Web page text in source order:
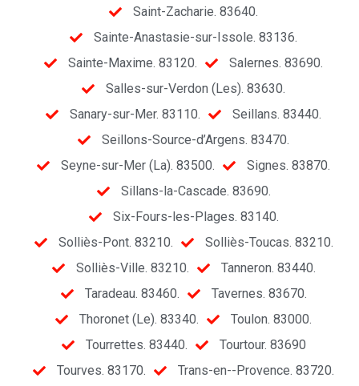
Saint-Zacharie. 83640.
Sainte-Anastasie-sur-Issole. 83136.
Sainte-Maxime. 83120.
Salernes. 83690.
Salles-sur-Verdon (Les). 83630.
Sanary-sur-Mer. 83110.
Seillans. 83440.
Seillons-Source-d’Argens. 83470.
Seyne-sur-Mer (La). 83500.
Signes. 83870.
Sillans-la-Cascade. 83690.
Six-Fours-les-Plages. 83140.
Solliès-Pont. 83210.
Solliès-Toucas. 83210.
Solliès-Ville. 83210.
Tanneron. 83440.
Taradeau. 83460.
Tavernes. 83670.
Thoronet (Le). 83340.
Toulon. 83000.
Tourrettes. 83440.
Tourtour. 83690
Tourves. 83170.
Trans-en--Provence. 83720.